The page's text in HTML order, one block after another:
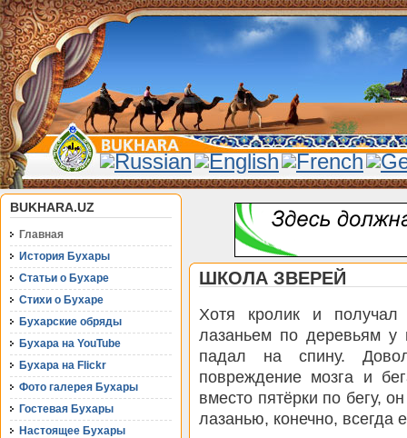
BUKHARA.UZ
Главная
История Бухары
Статьи о Бухаре
Стихи о Бухаре
Бухарские обряды
Бухара на YouTube
Бухара на Flickr
Фото галерея Бухары
Гостевая Бухары
Настоящее Бухары
ШКОЛА ЗВЕРЕЙ
Хотя кролик и получал
лазаньем по деревьям у
падал на спину.
повреждение мозга и
вместо пятёрки по бегу,
лазанью, конечно, всегда